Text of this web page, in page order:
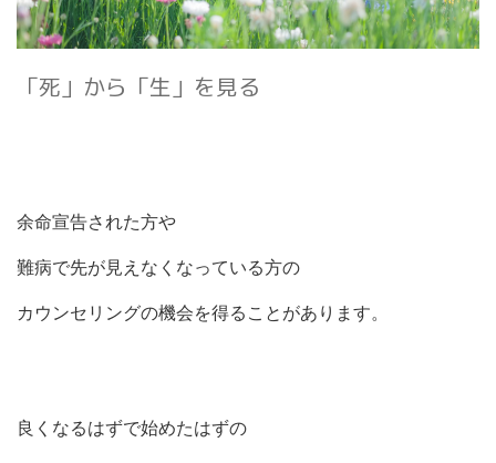
「死」から「生」を見る
余命宣告された方や
難病で先が見えなくなっている方の
カウンセリングの機会を得ることがあります。
良くなるはずで始めたはずの